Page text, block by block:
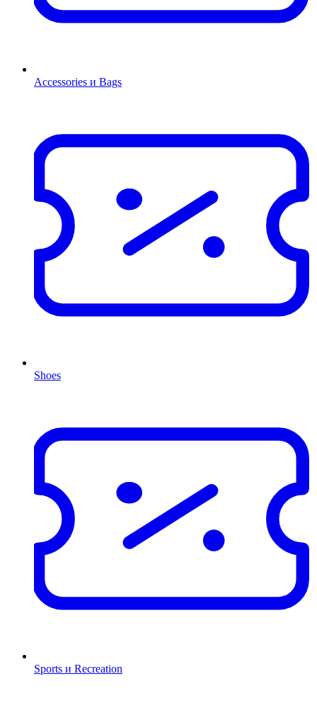
Accessories и Bags
Shoes
Sports и Recreation